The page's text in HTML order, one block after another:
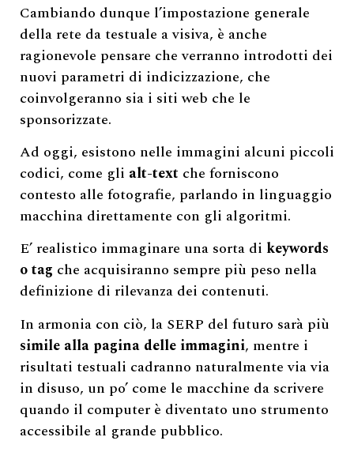
Cambiando dunque l’impostazione generale
della rete da testuale a visiva, è anche
ragionevole pensare che verranno introdotti dei
nuovi parametri di indicizzazione, che
coinvolgeranno sia i siti web che le
sponsorizzate.
Ad oggi, esistono nelle immagini alcuni piccoli
codici, come gli alt-text che forniscono
contesto alle fotografie, parlando in linguaggio
macchina direttamente con gli algoritmi.
E’ realistico immaginare una sorta di keywords
o tag che acquisiranno sempre più peso nella
definizione di rilevanza dei contenuti.
In armonia con ciò, la SERP del futuro sarà più
simile alla pagina delle immagini, mentre i
risultati testuali cadranno naturalmente via via
in disuso, un po’ come le macchine da scrivere
quando il computer è diventato uno strumento
accessibile al grande pubblico.